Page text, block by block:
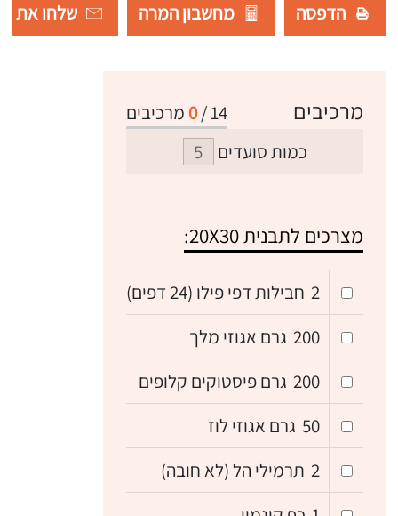
הדפסה מחשבון המרה שלחו את
14
/
0 מרכיבים מרכיבים
כמות סועדים
מצרכים לתבנית 20X30:
2 חבילות דפי פילו (24 דפים)
200 גרם אגוזי מלך
200 גרם פיסטוקים קלופים
50 גרם אגוזי לוז
2 תרמילי הל (לא חובה)